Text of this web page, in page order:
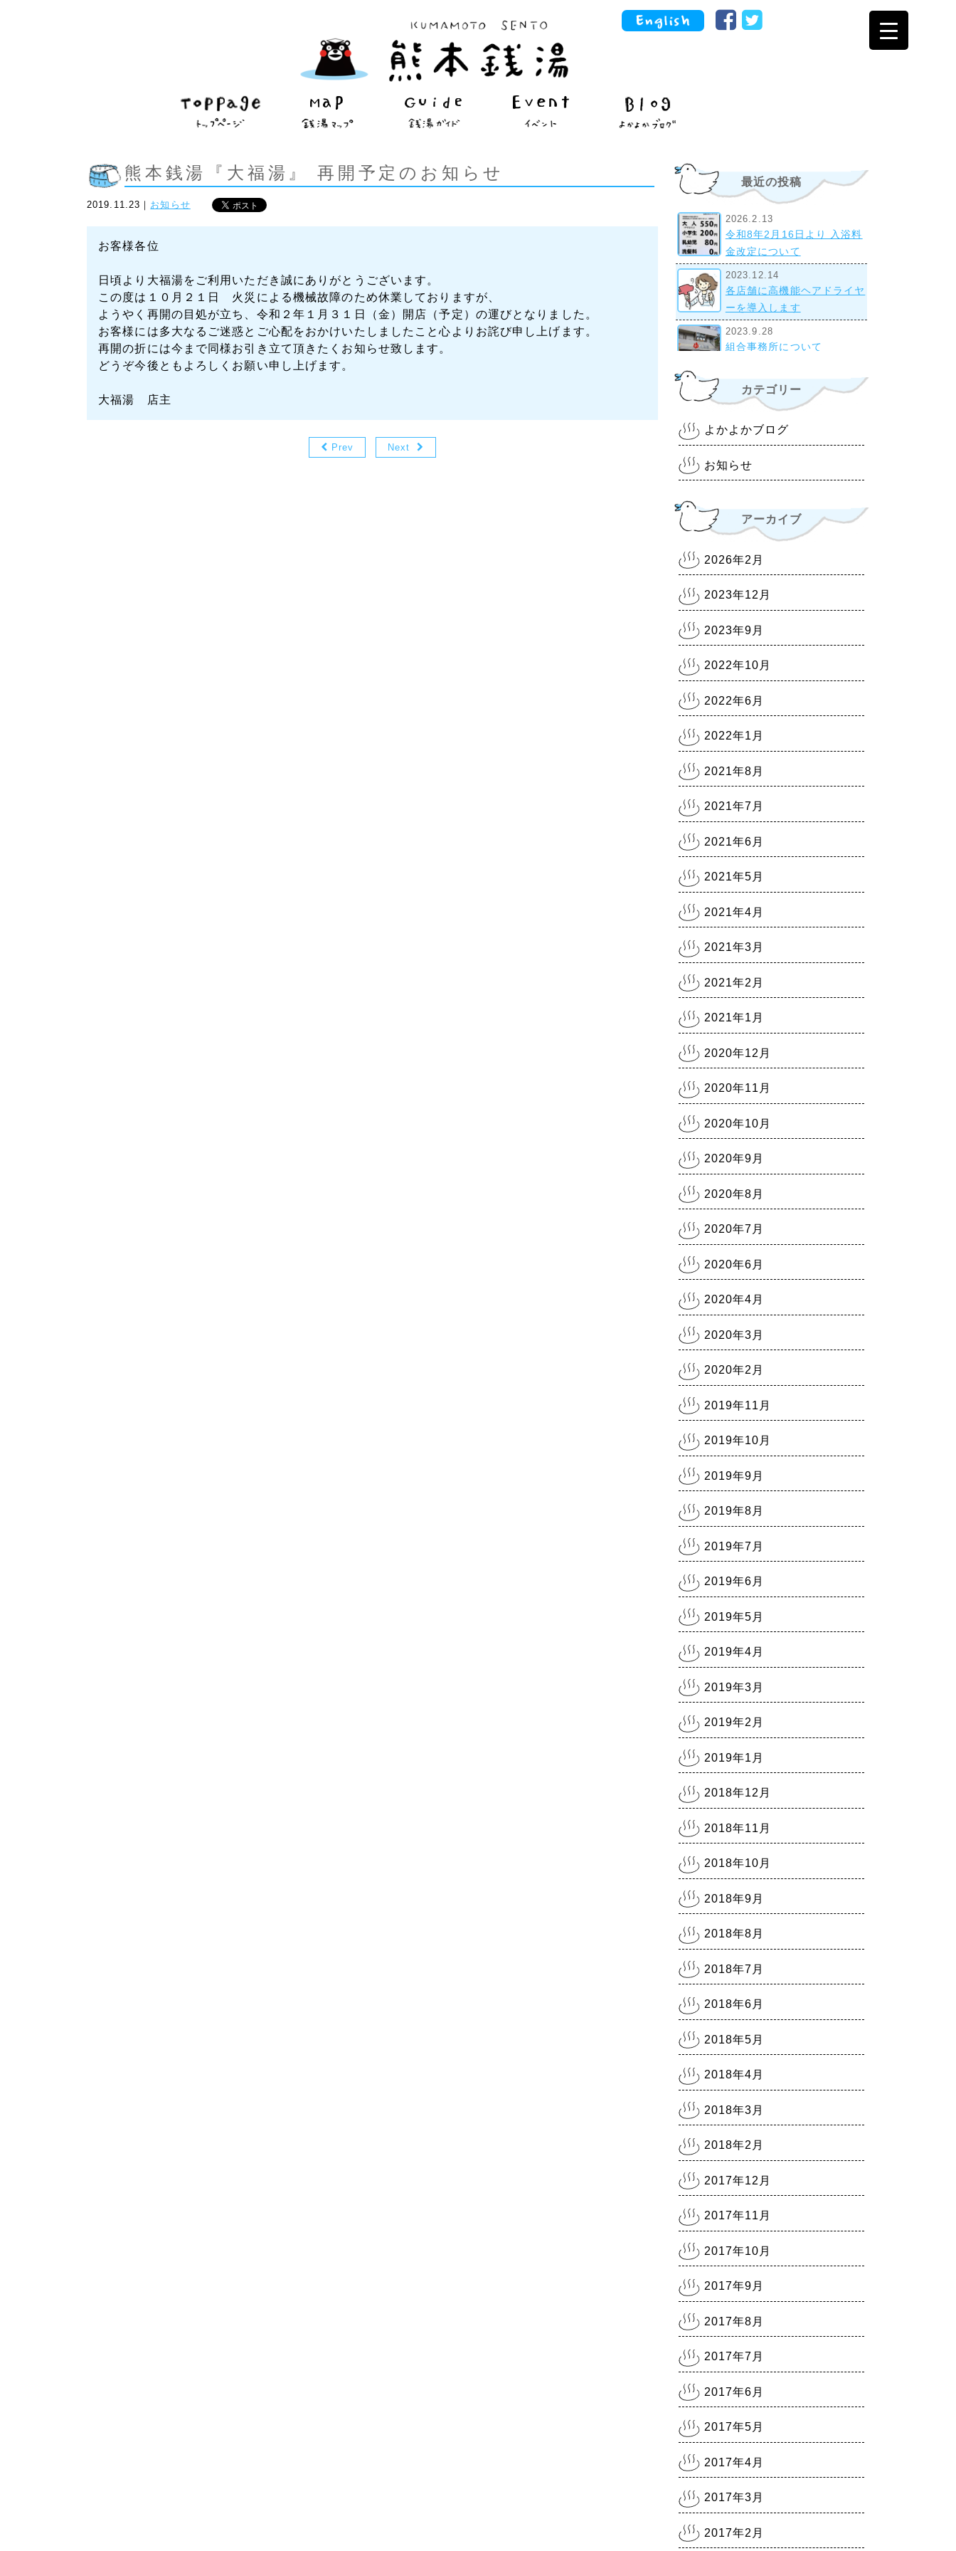
熊本銭湯『大福湯』 再開予定のお知らせ
2019.11.23｜ お知らせ
お客様各位
日頃より大福湯をご利用いただき誠にありがとうございます。
この度は１０月２１日 火災による機械故障のため休業しておりますが、
ようやく再開の目処が立ち、令和２年１月３１日（金）開店（予定）の運びとなりました。
お客様には多大なるご迷惑とご心配をおかけいたしましたこと心よりお詫び申し上げます。
再開の折には今まで同様お引き立て頂きたくお知らせ致します。
どうぞ今後ともよろしくお願い申し上げます。
大福湯 店主
Prev Next
最近の投稿
2026.2.13
令和8年2月16日より 入浴料
金改定について
2023.12.14
各店舗に高機能ヘアドライヤ
ーを導入します
2023.9.28
組合事務所について
2022.10.28
令和4年11月1日より 入浴料
間等変更のお知らせ
熊本銭湯『大福湯』 営業の
お知らせ
熊本県に『まん延防止等重点
2021.8.5
熊本県に『まん延防止等重点
2021.7.30
熊本銭湯の日記『熊本まん延
防止宣言7/31～8/22』
熊本銭湯の日記『リスクレベ
ル5 厳戒警報』
カテゴリー
よかよかブログ
お知らせ
アーカイブ
2026年2月
2023年12月
2023年9月
2022年10月
2022年6月
2022年1月
2021年8月
2021年7月
2021年6月
2021年5月
2021年4月
2021年3月
2021年2月
2021年1月
2020年12月
2020年11月
2020年10月
2020年9月
2020年8月
2020年7月
2020年6月
2020年4月
2020年3月
2020年2月
2019年11月
2019年10月
2019年9月
2019年8月
2019年7月
2019年6月
2019年5月
2019年4月
2019年3月
2019年2月
2019年1月
2018年12月
2018年11月
2018年10月
2018年9月
2018年8月
2018年7月
2018年6月
2018年5月
2018年4月
2018年3月
2018年2月
2017年12月
2017年11月
2017年10月
2017年9月
2017年8月
2017年7月
2017年6月
2017年5月
2017年4月
2017年3月
2017年2月